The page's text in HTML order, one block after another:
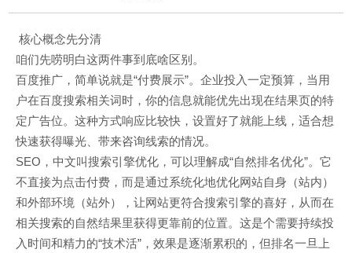
核心概念先分清
咱们先唠明白这两件事到底啥区别。
百度推广，简单说就是“付费展示”。企业投入一定预算，当用
户在百度搜索相关词时，你的信息就能优先出现在结果页的特
定广告位。这种方式响应比较快，设置好了就能上线，适合想
快速获得曝光、带来咨询线索的情况。
SEO，中文叫搜索引擎优化，可以理解成“自然排名优化”。它
不直接为点击付费，而是通过系统化地优化网站自身（站内）
和外部环境（站外），让网站更符合搜索引擎的喜好，从而在
相关搜索的自然结果里获得更靠前的位置。这是个需要持续投
入时间和精力的“技术活”，效果是逐渐累积的，但排名一旦上